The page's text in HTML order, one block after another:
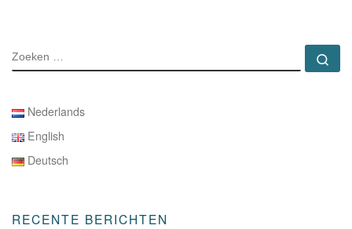
ZOEKEN
Nederlands
English
Deutsch
RECENTE BERICHTEN